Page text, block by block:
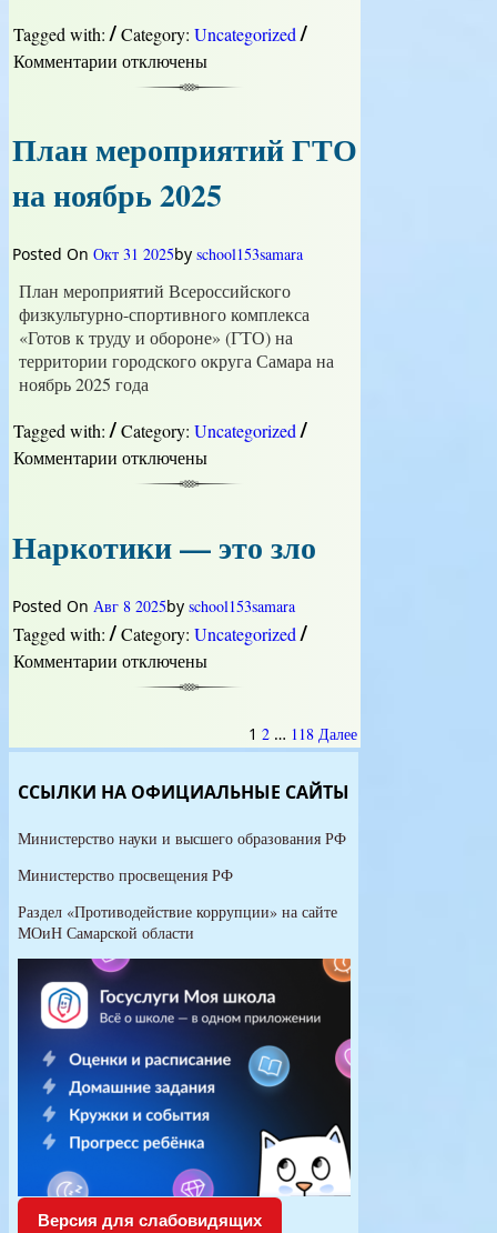
Tagged with: / Category: Uncategorized /
Комментарии к
записи
и
отключены
План мероприятий ГТО
на ноябрь 2025
Posted On Окт 31 2025by school153samara
План мероприятий Всероссийского
физкультурно-спортивного комплекса
«Готов к труду и обороне» (ГТО) на
территории городского округа Самара на
ноябрь 2025 года
Tagged with:/ Category: Uncategorized/
Комментарии к
записи
ГТО
ноябрь
отключены
Наркотики — это зло
Posted On Авг 8 2025by school153samara
Tagged with: / Category: Uncategorized /
Комментарии к
записи
это
отключены
Навигация
по
записям
1 2 … 118 Далее
ССЫЛКИ НА ОФИЦИАЛЬНЫЕ САЙТЫ
Министерство науки и высшего образования РФ
Министерство просвещения РФ
Раздел «Противодействие коррупции» на сайте
МОиН Самарской области
Версия для слабовидящих